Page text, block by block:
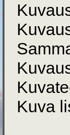
Kuva